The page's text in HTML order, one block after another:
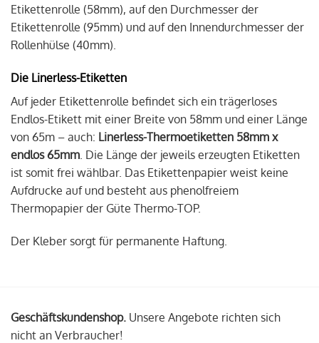
Etikettenrolle (58mm), auf den Durchmesser der
Etikettenrolle (95mm) und auf den Innendurchmesser der
Rollenhülse (40mm).
Die Linerless-Etiketten
Auf jeder Etikettenrolle befindet sich ein trägerloses
Endlos-Etikett mit einer Breite von 58mm und einer Länge
von 65m – auch: Linerless-Thermoetiketten 58mm x
endlos 65mm. Die Länge der jeweils erzeugten Etiketten
ist somit frei wählbar. Das Etikettenpapier weist keine
Aufdrucke auf und besteht aus phenolfreiem
Thermopapier der Güte Thermo-TOP.
Der Kleber sorgt für permanente Haftung.
Geschäftskundenshop. Unsere Angebote richten sich
nicht an Verbraucher!